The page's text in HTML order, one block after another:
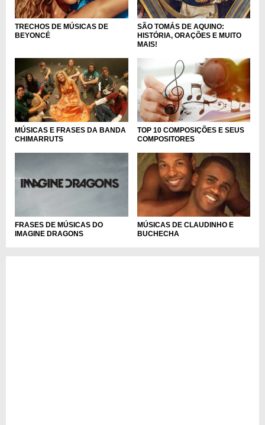
TRECHOS DE MÚSICAS DE
BEYONCÉ
SÃO TOMÁS DE AQUINO:
HISTÓRIA, ORAÇÕES E MUITO
MAIS!
MÚSICAS E FRASES DA BANDA
CHIMARRUTS
TOP 10 COMPOSIÇÕES E SEUS
COMPOSITORES
FRASES DE MÚSICAS DO
IMAGINE DRAGONS
MÚSICAS DE CLAUDINHO E
BUCHECHA